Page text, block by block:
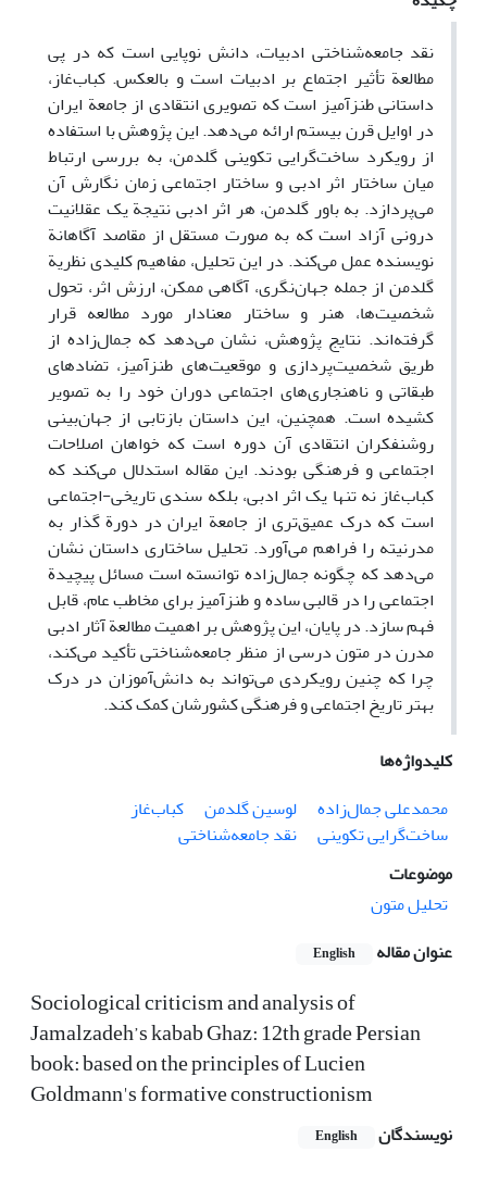
نقد جامعه‌شناختی ادبیات، دانش نو‌پایی است که در پی
مطالعة تأثیر اجتماع بر ادبیات است و بالعکس. کباب‌غاز،
داستانی طنزآمیز است که تصویری انتقادی از جامعة ایران
در اوایل قرن بیستم ارائه می‌دهد. این پژوهش با استفاده
از رویکرد ساخت‌گرایی تکوینی گلدمن، به بررسی ارتباط
میان ساختار اثر ادبی و ساختار اجتماعی زمان نگارش آن
می‌پردازد. به باور گلدمن، هر اثر ادبی نتیجة یک عقلانیت
درونی آزاد است که به صورت مستقل از مقاصد آگاهانة
نویسنده عمل می‌کند. در این تحلیل، مفاهیم کلیدی نظریة
گلدمن از جمله جهان‌نگری، آگاهی ممکن، ارزش اثر، تحول
شخصیت‌ها، هنر و ساختار معنادار مورد مطالعه قرار
گرفته‌اند. نتایج پژوهش، نشان می‌دهد که جمال‌زاده از
طریق شخصیت‌پردازی و موقعیت‌های طنزآمیز، تضادهای
طبقاتی و ناهنجاری‌های اجتماعی دوران خود را به تصویر
کشیده است. همچنین، این داستان بازتابی از جهان‌بینی
روشنفکران انتقادی آن دوره است که خواهان اصلاحات
اجتماعی و فرهنگی بودند. این مقاله استدلال می‌کند که
کباب‌غاز نه تنها یک اثر ادبی، بلکه سندی تاریخی-اجتماعی
است که درک عمیق‌تری از جامعة ایران در دورة گذار به
مدرنیته را فراهم می‌آورد. تحلیل ساختاری داستان نشان
می‌دهد که چگونه جمال‌زاده توانسته است مسائل پیچیدة
اجتماعی را در قالبی ساده و طنزآمیز برای مخاطب عام، قابل
فهم سازد. در پایان، این پژوهش بر اهمیت مطالعة آثار ادبی
مدرن در متون درسی از منظر جامعه‌شناختی تأکید می‌کند،
چرا که چنین رویکردی می‌تواند به دانش‌آموزان در درک
بهتر تاریخ اجتماعی و فرهنگی کشورشان کمک کند.
کلیدواژه‌ها
محمد‌علی جمال‌زاده
لوسین گلدمن
کباب‌غاز
ساخت‌گرایی تکوینی
نقد جامعه‌شناختی
موضوعات
تحلیل متون
عنوان مقاله
English
Sociological criticism and analysis of
Jamalzadeh’s kabab Ghaz: 12th grade Persian
book: based on the principles of Lucien
Goldmann's formative constructionism
نویسندگان English